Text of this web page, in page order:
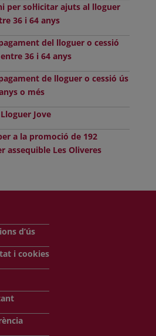
per sol·licitar ajuts al lloguer
36 i 64 anys
del lloguer o cessió
36 i 64 anys
de lloguer o cessió ús
o més
Jove
a la promoció de 192
assequible Les Oliveres
d’ús
i cookies